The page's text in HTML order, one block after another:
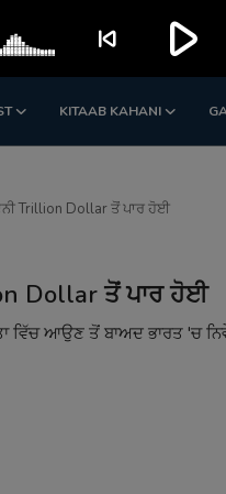
KITAAB KAHANI
Trillion Dollar ਤੋਂ ਪਾਰ ਹੋਈ
Dollar ਤੋਂ ਪਾਰ ਹੋਈ
ਵਿੱਚ ਆਉਣ ਤੋਂ ਬਾਅਦ ਭਾਰਤ 'ਚ
skip_previous play_arrow